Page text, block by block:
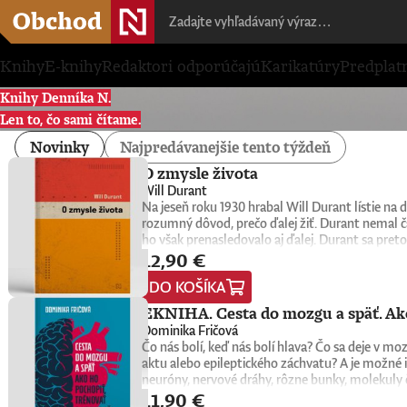
KnihyE-knihyRedaktori odporúčajúKarikatúry
Knihy Denníka N.
Len to, čo sami čítame.
Novinky Najpredávanejšie tento týždeň
O zmysle života
Will Durant
Na jeseň roku 1930 hrabal Will Durant lístie
rozumný dôvod, prečo ďalej žiť. Durant nemal
ho však prenasledovalo aj ďalej. Durant sa
konkrétne oni sami nachádzajú zmysel, cieľ a
1932. Keďže nemala žiadnu reklamu, tento
do rúk novej generácii čitateľov a čitateliek.
univerzitní profesori, psychológovia, štátnici,
spoločnú niť. Tá odhaľuje hlboké puto medzi
americký spisovateľ, historik a filozof, ktorý
Civilization), na ktorom vyše štyri desaťročia
myšlienkach zrozumiteľným, ľudským a
zmysluplnejšieho života.
12,90 €
DO KOŠÍKA
EKNIHA. Cesta do mozgu a späť.
Dominika Fričová
Čo nás bolí, keď nás bolí hlava? Čo sa deje v
aktu alebo epileptického záchvatu? A je
neuróny, nervové dráhy, rôzne bunky,
slovenská neurobiologička Dominika Fričová
11,90 €